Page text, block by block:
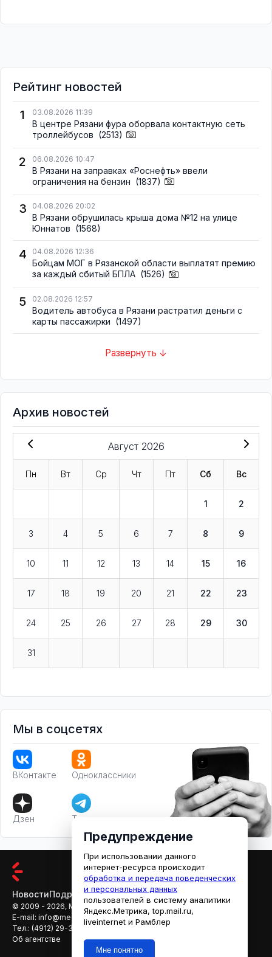
Рейтинг новостей
1
03.08.2026 11:39
В центре Рязани фура оборвала контактную сеть
троллейбусов (2513)
2 06.08.2026 10:47
В Рязани на заправках «Роснефть» ввели
ограничения на бензин (1837)
3 04.08.2026 20:02
В Рязани обрушилась крыша дома №12 на улице
Юннатов (1568)
4 04.08.2026 12:36
Бойцам МОГ в Рязанской области выплатят премию
за каждый сбитый БПЛА (1526)
5 02.08.2026 12:57
Водитель автобуса в Рязани растратил деньги с
карты пассажирки (1497)
Развернуть ↓
Архив новостей
Август 2026
Пн Вт Ср Чт Пт Сб Вс
1 2
3 4 5 6 7 8 9
10 11 12 13 14 15 16
17 18 19 20 21 22 23
24 25 26 27 28 29 30
31
Мы в соцсетях
ВКонтакте Одноклассники
Дзен Телеграм
НовостиПодробностиАфишаКино
© 2009 - 2026, МЕДИАРЯЗАНЬ
E-mail: info@mediaryazan.ru,reklama@mediaryazan.ru
Тел.: (4912) 29-33-66
Об агентстве
Предупреждение
При использовании данного
интернет-ресурса происходит
обработка и передача поведенческих
и персональных данных
пользователей в систему аналитики
Яндекс.Метрика, top.mail.ru,
liveinternet и Рамблер
Мне понятно